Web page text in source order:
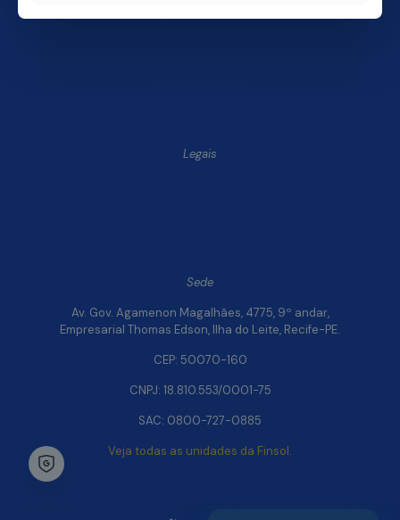
Legais
Sede
Av. Gov. Agamenon Magalhães, 4775, 9º andar,
Empresarial Thomas Edson, Ilha do Leite, Recife-PE.
CEP: 50070-160
CNPJ: 18.810.553/0001-75
SAC: 0800-727-0885
Veja todas as unidades da Finsol.